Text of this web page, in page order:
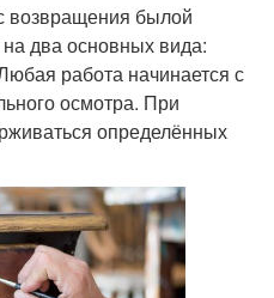
возвращения былой
два основных вида:
работа начинается с
осмотра. При
определённых